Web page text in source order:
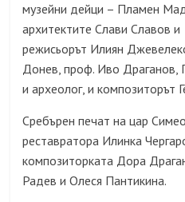
музейни дейци – Пламен
архитектите Слави Славов
режисьорът Илиян
Донев, проф. Иво Драганов,
и археолог, и композиторът
Сребърен печат на цар
реставратора Илинка
композиторката Дора
Радев и Олеся Пантикина.